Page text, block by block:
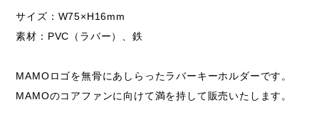
サイズ：W75×H16mm
素材：PVC（ラバー）、鉄
MAMOロゴを無骨にあしらったラバーキーホルダーです。
MAMOのコアファンに向けて満を持して販売いたします。